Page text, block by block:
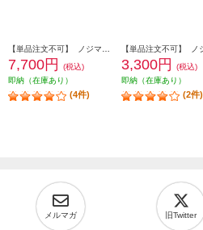
7,700円
(税込)
即納（在庫あり）
(4件)
3,300円
(税込)
即納（在庫あり）
(2件)
メルマガ 旧Twitter